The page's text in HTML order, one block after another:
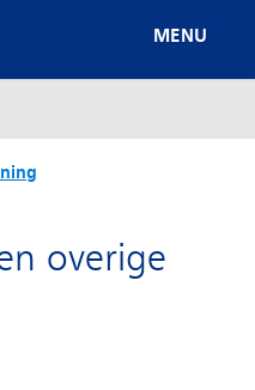
MENU
overige